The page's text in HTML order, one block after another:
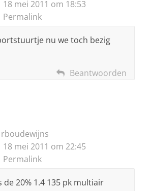
18 mei 2011 om 18:53
Permalink
nu we toch bezig
Beantwoorden
rboudewijns
18 mei 2011 om 22:45
Permalink
de 20% 1.4 135 pk multiair